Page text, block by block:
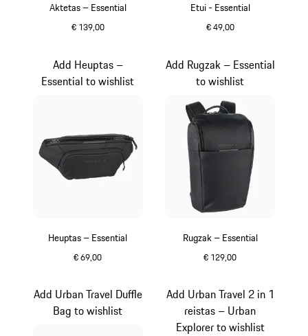
Aktetas – Essential
€ 139,00
Etui - Essential
€ 49,00
Heuptas – Essential
€ 69,00
Add Heuptas –
Essential to wishlist
Rugzak – Essential
€ 129,00
Add Rugzak – Essential
to wishlist
Add Urban Travel Duffle
Bag to wishlist
Add Urban Travel 2 in 1
reistas – Urban
Explorer to wishlist